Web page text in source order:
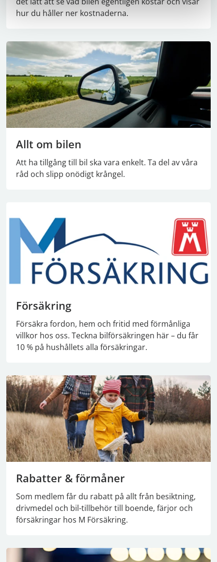
hur du håller ner kostnaderna.
Allt om bilen
Att ha tillgång till bil ska vara enkelt. Ta del av våra
råd och slipp onödigt krångel.
Försäkring
Försäkra fordon, hem och fritid med förmånliga
villkor hos oss. Teckna bilförsäkringen här – du får
10 % på hushållets alla försäkringar.
Rabatter & förmåner
Som medlem får du rabatt på allt från besiktning,
drivmedel och bil-tillbehör till boende, färjor och
försäkringar hos M Försäkring.